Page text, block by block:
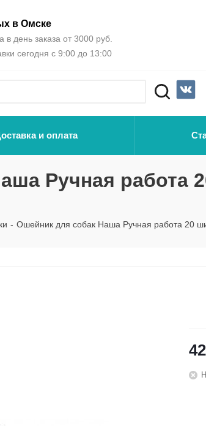
в Омске
в день заказа от 3000 руб.
сегодня с 9:00 до 13:00
и оплата
Ручная работа
- Ошейник для собак Наша Ручная работа 20